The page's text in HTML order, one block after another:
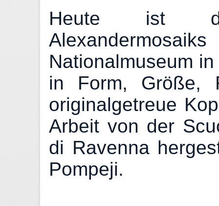
Heute ist
Nationalmuseum
in Form, Größe,
originalgetreue
Arbeit von der
di Ravenna
Pompeji.